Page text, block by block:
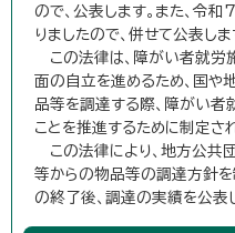
ので、公表します。また、令
りましたので、併せて公表しま
この法律は、障がい者就労
面の自立を進めるため、国
品等を調達する際、障がい
ことを推進するために制定され
この法律により、地方公共
等からの物品等の調達方針を
の終了後、調達の実績を公表